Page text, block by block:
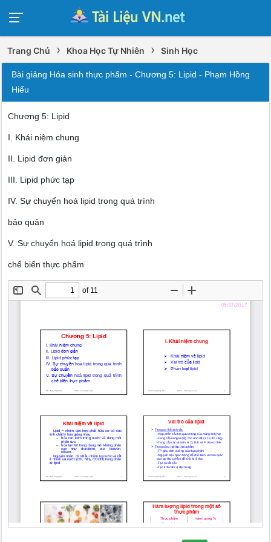
Trang Chủ › Khoa Học Tự Nhiên › Sinh Học
Bài giảng Hóa sinh thực phẩm - Chương 5: Lipid - Phạm Hồng
Hiếu
Chương 5: Lipid
I. Khái niệm chung
II. Lipid đơn giản
III. Lipid phức tạp
IV. Sự chuyển hoá lipid trong quá trình
bảo quản
V. Sự chuyển hoá lipid trong quá trình
chế biến thực phẩm